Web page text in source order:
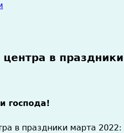
в праздники
господа!
в праздники марта 2022: